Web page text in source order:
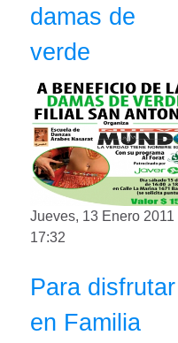
damas de
verde
Jueves, 13 Enero 2011
17:32
Para disfrutar
en Familia